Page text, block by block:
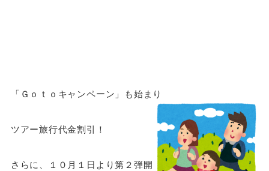
「Ｇｏｔｏキャンペーン」も始まり
ツアー旅行代金割引！
さらに、１０月１日より第２弾開